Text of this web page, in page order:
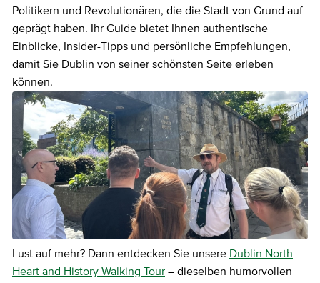
Politikern und Revolutionären, die die Stadt von Grund auf
geprägt haben. Ihr Guide bietet Ihnen authentische
Einblicke, Insider-Tipps und persönliche Empfehlungen,
damit Sie Dublin von seiner schönsten Seite erleben
können.
Lust auf mehr? Dann entdecken Sie unsere Dublin North
Heart and History Walking Tour – dieselben humorvollen